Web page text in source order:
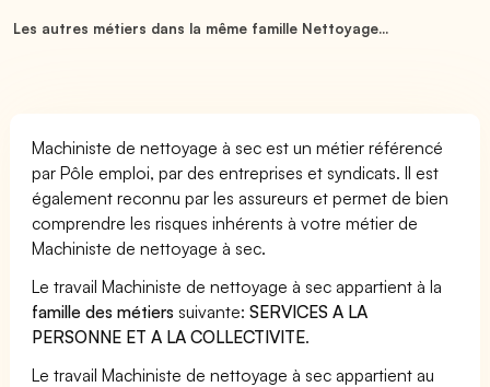
Les autres métiers dans la même famille Nettoyage...
Machiniste de nettoyage à sec est un métier référencé
par Pôle emploi, par des entreprises et syndicats. Il est
également reconnu par les assureurs et permet de bien
comprendre les risques inhérents à votre métier de
Machiniste de nettoyage à sec.
Le travail Machiniste de nettoyage à sec appartient à la
famille des métiers suivante:SERVICES A LA
PERSONNE ET A LA COLLECTIVITE.
Le travail Machiniste de nettoyage à sec appartient au